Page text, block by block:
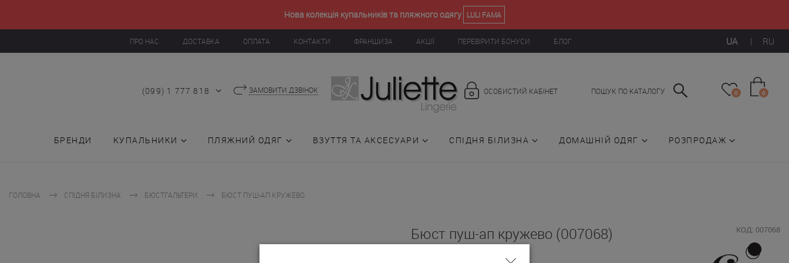
Нова колекція купальників та пляжного одягу LULI FAMA
UA | RU
ПРО НАС ДОСТАВКА ОПЛАТА КОНТАКТИ ФРАНШИЗА АКЦІЇ ПЕРЕВІРИТИ БОНУСИ БЛОГ
(099) 1 777 818 ЗАМОВИТИ ДЗВІНОК ПОШУК ПО КАТАЛОГУ
ОСОБИСТИЙ КАБІНЕТ 0 0
БРЕНДИ КУПАЛЬНИКИ ПЛЯЖНИЙ ОДЯГ ВЗУТТЯ ТА АКСЕСУАРИ СПІДНЯ БІЛИЗНА ДОМАШНІЙ ОДЯГ РОЗПРОДАЖ
ГОЛОВНА СПІДНЯ БІЛИЗНА БЮСТГАЛЬТЕРИ БЮСТ ПУШ-АП КРУЖЕВО
Бюст пуш-ап кружево (007068) КОД: 007068